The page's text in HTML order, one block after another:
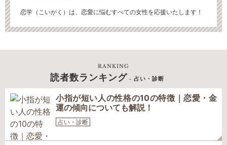
恋学（こいがく）は、恋愛に悩むすべての女性を応援いたします！
RANKING
読者数ランキング - 占い・診断
小指が短い人の性格の10の特徴｜恋愛・金
運の傾向についても解説！
占い・診断